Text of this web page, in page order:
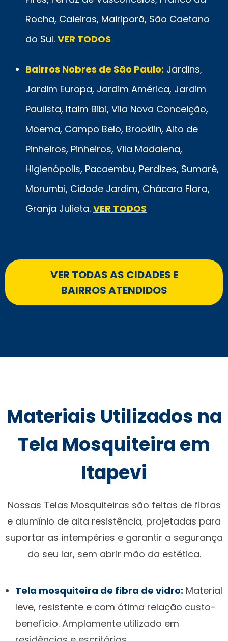
Rocha, Caieiras, Mairiporã, São Caetano
do Sul. VER TODOS
Bairros Nobres de São Paulo: Jardins,
Jardim Europa, Jardim América, Jardim
Paulista, Itaim Bibi, Vila Nova Conceição,
Moema, Campo Belo, Brooklin, Alto de
Pinheiros, Pinheiros, Vila Madalena,
Higienópolis, Pacaembu, Perdizes, Sumaré,
Morumbi, Cidade Jardim, Chácara Flora,
Granja Julieta. VER TODOS
VER TODAS AS CIDADES E
BAIRROS ATENDIDOS
Materiais Utilizados na
Tela Mosquiteira em
Itapevi
Nossas Telas Mosquiteiras são feitas de fibras
e alumínio de alta resistência, projetadas para
suportar as intempéries e garantir a segurança
do seu lar, sem abrir mão da estética.
Tela mosquiteira de fibra de vidro: Material
leve, resistente e com ótima relação custo-
benefício. Amplamente utilizado em